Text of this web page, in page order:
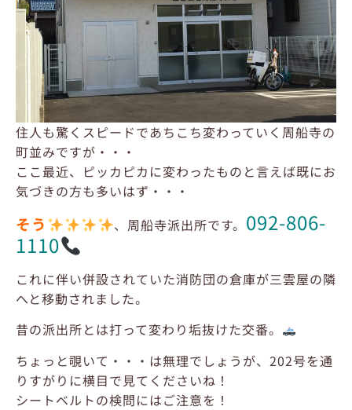
住人も驚くスピードであちこち変わっていく周船寺の
町並みですが・・・
ここ最近、ピッカピカに変わったものと言えば既にお
気づきの方も多いはず・・・
そう 、周船寺派出所です。 092-806-
1110
これに伴い併設されていた消防団の倉庫が三雲屋の隣
へと移動されました。
昔の派出所とは打って変わり垢抜けた交番。
ちょっと覗いて・・・は無理でしょうが、202号を通
りすがりに横目で見てくださいね！
シートベルトの検問にはご注意を！